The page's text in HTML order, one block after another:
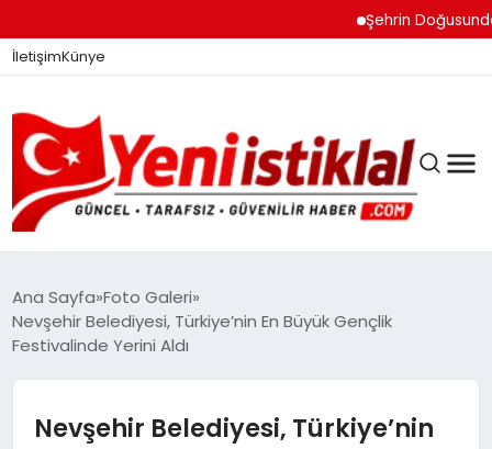
Şehrin
İletişimKünye
GÜNDEM
DÜNYA
Ana Sayfa Foto Galeri
Nevşehir Belediyesi, Türkiye’nin En Büyük Gençlik
Festivalinde Yerini Aldı
Nevşehir Belediyesi, Türkiye’nin